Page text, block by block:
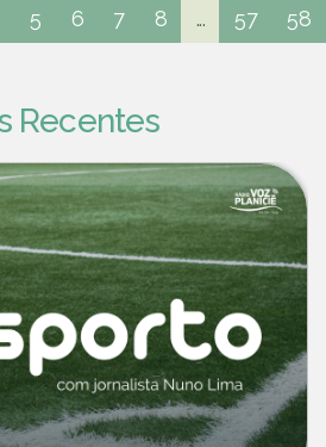
5 6 7 8 ... 57 58
Recentes